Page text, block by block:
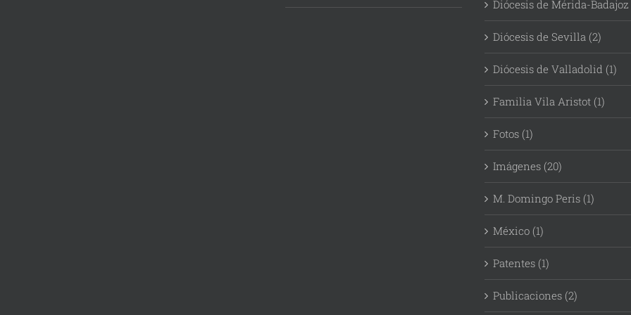
Diócesis de Mérida-
Diócesis de Sevilla (2)
Diócesis de Valladolid (1)
Familia Vila Aristot (1)
Fotos (1)
Imágenes (20)
M. Domingo Peris (1)
México (1)
Patentes (1)
Publicaciones (2)